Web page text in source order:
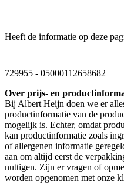
Heeft de informatie op deze
729955 - 05000112658682
Over prijs- en
Bij Albert Heijn doen we er
productinformatie van de
mogelijk is. Echter, omdat
kan productinformatie zoals
of allergenen informatie
aan om altijd eerst de
nuttigen. Zijn er vragen of
worden opgenomen met onze